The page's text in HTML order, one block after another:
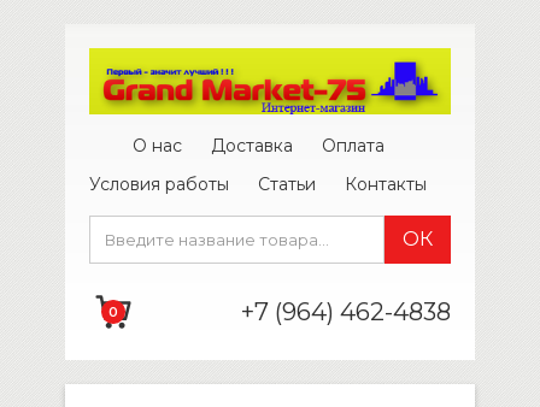
О нас Доставка
Оплата
Условия работы
Статьи Контакты
0 +7 (964) 462-4838